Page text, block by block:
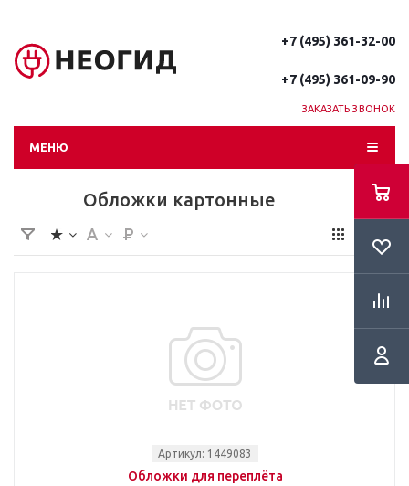
+7 (495) 361-32-00
+7 (495) 361-09-90
ЗАКАЗАТЬ ЗВОНОК
МЕНЮ
Обложки картонные
Артикул: 1449083
Обложки для переплёта